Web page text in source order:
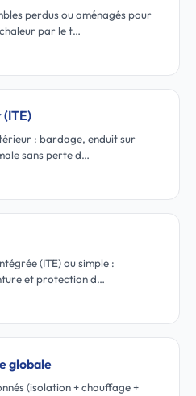
perdus ou aménagés pour
par le t…
: bardage, enduit sur
sans perte d…
(ITE) ou simple :
et protection d…
globale
(isolation + chauffage +